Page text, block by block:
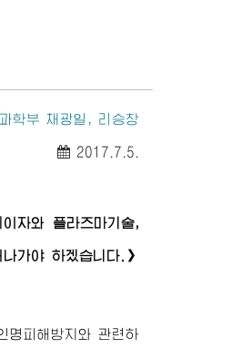
학부 채광일, 리승창
2017.7.5.
자와 플라즈마기술,
가야 하겠습니다.》
명피해방지와 관련하